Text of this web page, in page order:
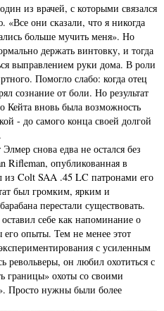
из врачей, с которыми связался
«Все они сказали, что я никогда
больше мучить меня». Но
держать винтовку, и тогда
выправлением руки дома. В роли
Помогло слабо: когда отец
сознание от боли. Но результат
Кейта вновь была возможность
- до самого конца своей долгой
снова едва не остался без
Rifleman, опубликованная в
из Colt SAA .45 LC патронами его
был громким, ярким и
перестали существовать.
себе как напоминание о
его опыты. Тем не менее этот
с усиленным
револьверы, он любил охотиться с
границы» охоты со своими
Просто нужны были более